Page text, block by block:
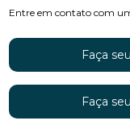
Entre em contato com
Faça
Faça